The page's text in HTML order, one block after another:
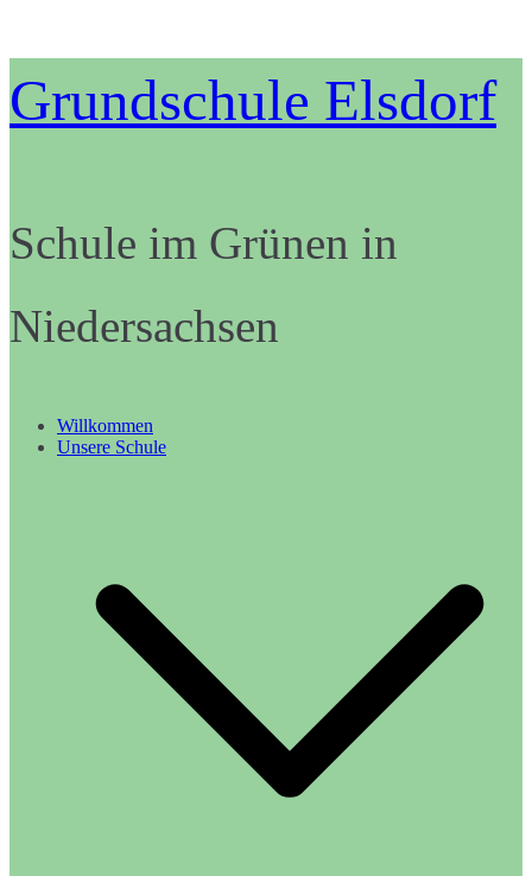
Inhalt
springen
Grundschule Elsdorf
Schule im Grünen in
Niedersachsen
Willkommen
Unsere Schule